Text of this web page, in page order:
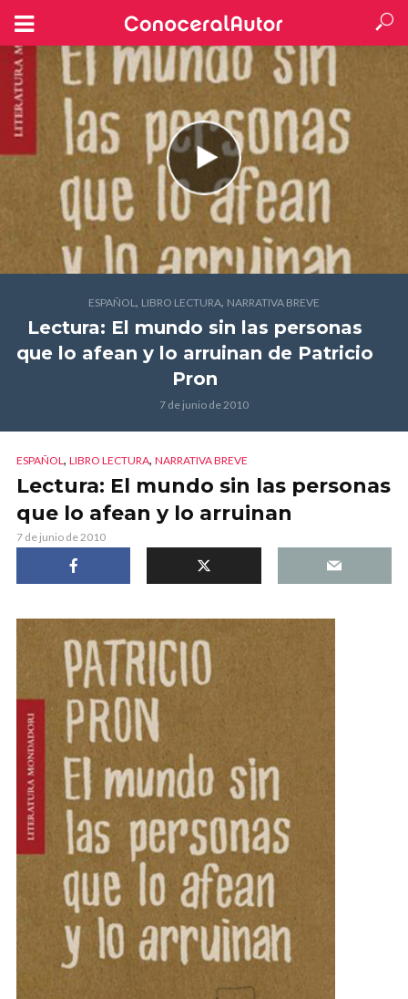
ESPAÑOL, LIBRO LECTURA, NARRATIVA BREVE
Lectura: El mundo sin las personas
que lo afean y lo arruinan de Patricio
Pron
7 de junio de 2010
ESPAÑOL, LIBRO LECTURA, NARRATIVA BREVE
Lectura: El mundo sin las personas
que lo afean y lo arruinan
7 de junio de 2010